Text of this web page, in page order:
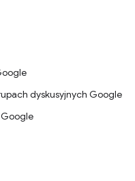
dyskusyjnych Google